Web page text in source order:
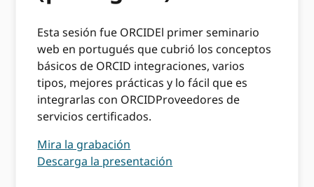
Esta sesión fue ORCIDEl primer seminario
web en portugués que cubrió los conceptos
básicos de ORCID integraciones, varios
tipos, mejores prácticas y lo fácil que es
integrarlas con ORCIDProveedores de
servicios certificados.
Mira la grabación
Descarga la presentación